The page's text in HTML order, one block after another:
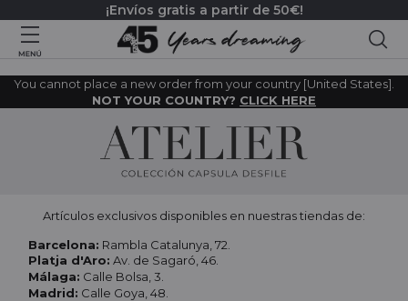
¡Envíos gratis a partir de 50€!
You cannot place a new order from your country [United States].
NOT YOUR COUNTRY? CLICK HERE
Artículos exclusivos disponibles en nuestras tiendas de:
Barcelona: Rambla Catalunya, 72.
Platja d'Aro: Av. de Sagaró, 46.
Málaga: Calle Bolsa, 3.
Madrid: Calle Goya, 48.